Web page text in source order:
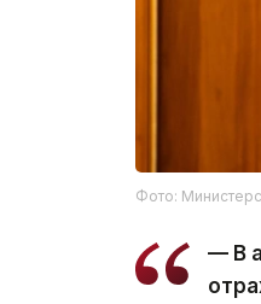
Фото:
— В